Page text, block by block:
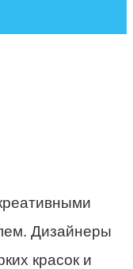
Дизайнеры
красок и